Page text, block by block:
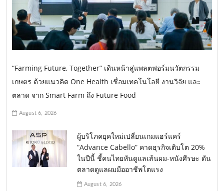
“Farming Future, Together” เดินหน้าสู่แพลตฟอร์มนวัตกรรม
เกษตร ด้วยแนวคิด One Health เชื่อมเทคโนโลยี งานวิจัย และ
ตลาด จาก Smart Farm ถึง Future Food
August 6, 2026
ผู้บริโภคยุคใหม่เปลี่ยนเกมแฮร์แคร์
“Advance Cabello” คาดธุรกิจเติบโต 20%
ในปีนี้ ชี้คนไทยหันดูแลเส้นผม-หนังศีรษะ ดัน
ตลาดดูแลผมมืออาชีพโตแรง
August 6, 2026